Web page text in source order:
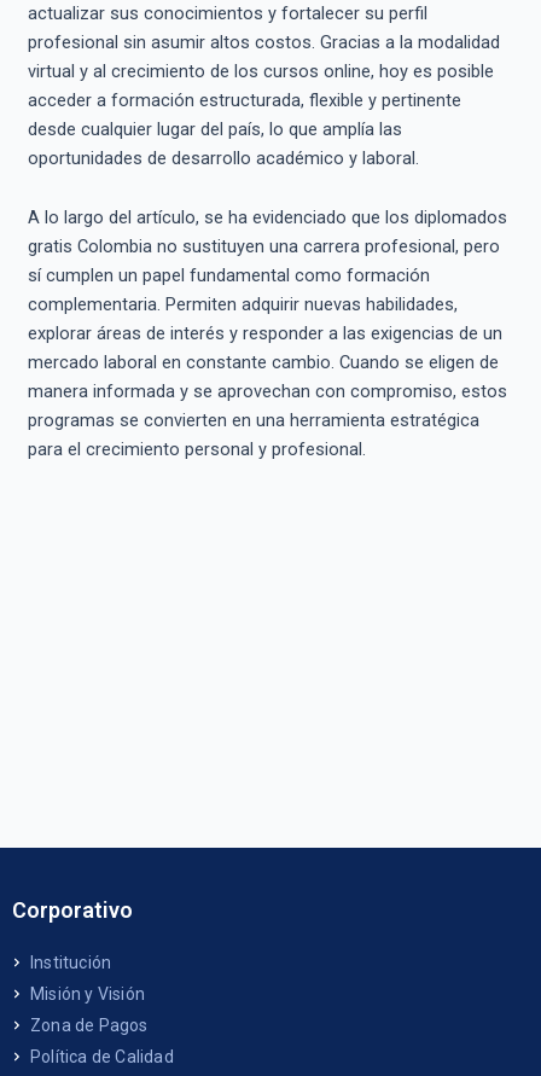
actualizar sus conocimientos y fortalecer su perfil
profesional sin asumir altos costos. Gracias a la modalidad
virtual y al crecimiento de los cursos online, hoy es posible
acceder a formación estructurada, flexible y pertinente
desde cualquier lugar del país, lo que amplía las
oportunidades de desarrollo académico y laboral.
A lo largo del artículo, se ha evidenciado que los diplomados
gratis Colombia no sustituyen una carrera profesional, pero
sí cumplen un papel fundamental como formación
complementaria. Permiten adquirir nuevas habilidades,
explorar áreas de interés y responder a las exigencias de un
mercado laboral en constante cambio. Cuando se eligen de
manera informada y se aprovechan con compromiso, estos
programas se convierten en una herramienta estratégica
para el crecimiento personal y profesional.
Corporativo
Institución
Misión y Visión
Zona de Pagos
Política de Calidad